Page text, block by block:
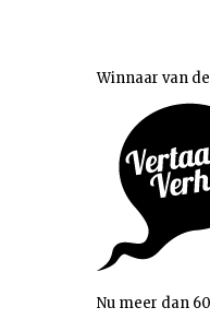
Winnaar van
Nu meer dan